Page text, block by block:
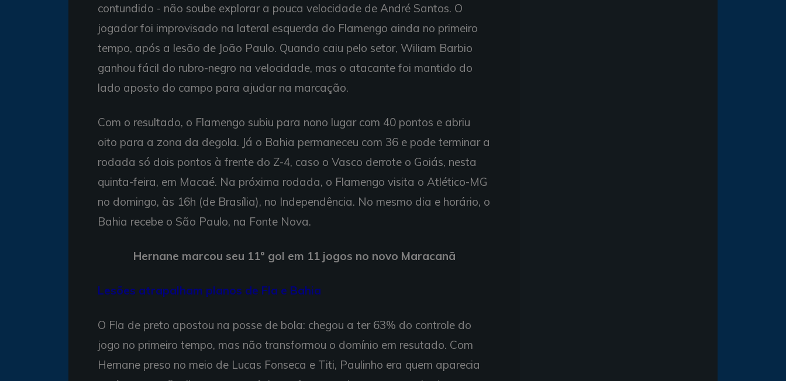
contundido - não soube explorar a pouca velocidade de André Santos. O
jogador foi improvisado na lateral esquerda do Flamengo ainda no primeiro
tempo, após a lesão de João Paulo. Quando caiu pelo setor, Wiliam Barbio
ganhou fácil do rubro-negro na velocidade, mas o atacante foi mantido do
lado aposto do campo para ajudar na marcação.
Com o resultado, o Flamengo subiu para nono lugar com 40 pontos e abriu
oito para a zona da degola. Já o Bahia permaneceu com 36 e pode terminar a
rodada só dois pontos à frente do Z-4, caso o Vasco derrote o Goiás, nesta
quinta-feira, em Macaé. Na próxima rodada, o Flamengo visita o Atlético-MG
no domingo, às 16h (de Brasília), no Independência. No mesmo dia e horário, o
Bahia recebe o São Paulo, na Fonte Nova.
Hernane marcou seu 11º gol em 11 jogos no novo Maracanã
Lesões atrapalham planos de Fla e Bahia
O Fla de preto apostou na posse de bola: chegou a ter 63% do controle do
jogo no primeiro tempo, mas não transformou o domínio em resutado. Com
Hernane preso no meio de Lucas Fonseca e Titi, Paulinho era quem aparecia